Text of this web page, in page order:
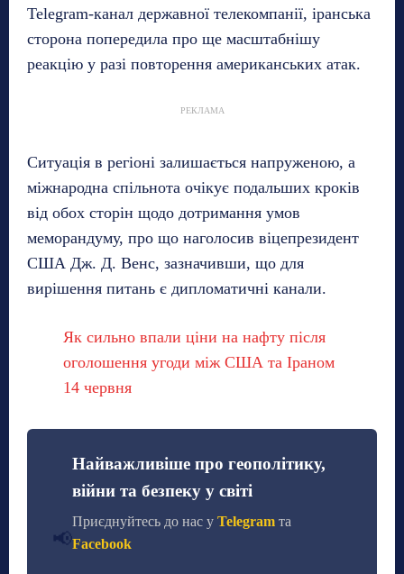
Telegram-канал державної телекомпанії, іранська
сторона попередила про ще масштабнішу
реакцію у разі повторення американських атак.
РЕКЛАМА
Ситуація в регіоні залишається напруженою, а
міжнародна спільнота очікує подальших кроків
від обох сторін щодо дотримання умов
меморандуму, про що наголосив віцепрезидент
США Дж. Д. Венс, зазначивши, що для
вирішення питань є дипломатичні канали.
Як сильно впали ціни на нафту після
оголошення угоди між США та Іраном
14 червня
📢
Найважливіше про геополітику,
війни та безпеку у світі
Приєднуйтесь до нас у Telegram та
Facebook